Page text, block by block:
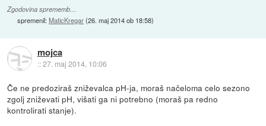
Zgodovina sprememb…
spremenil:MaticKregar(26. maj 2014 ob 18:58)
mojca
::27. maj 2014, 10:06
Če ne predoziraš zniževalca pH-ja, moraš načeloma celo sezono
zgolj zniževati pH, višati ga ni potrebno (moraš pa redno
kontrolirati stanje).